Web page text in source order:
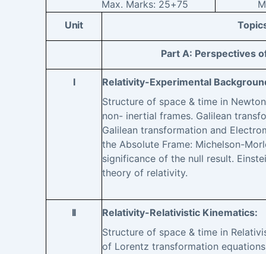
Max. Marks: 25+75
Unit
Part A: Perspectives
I
Relativity-Experimental
Structure of space & time in
non- inertial frames. Galilean
Galilean transformation and
the Absolute Frame: Michelson-
significance of the null result.
theory of relativity.
II
Relativity-Relativistic Kinematics:
Structure of space & time in
of Lorentz transformation